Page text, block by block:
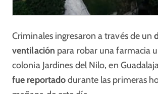
Criminales ingresaron a través de un
ventilación para robar una farmacia
colonia Jardines del Nilo, en
fue reportadodurante las primeras